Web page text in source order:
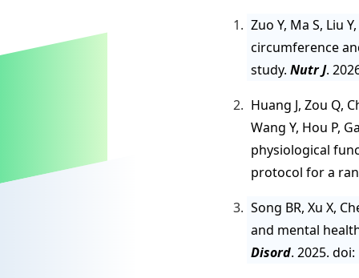
Zuo Y, Ma S, Liu
circumference
study. Nutr J.
Huang J, Zou Q,
Wang Y, Hou P,
physiological
protocol for a
Song BR, Xu X,
and mental
Disord. 2025.